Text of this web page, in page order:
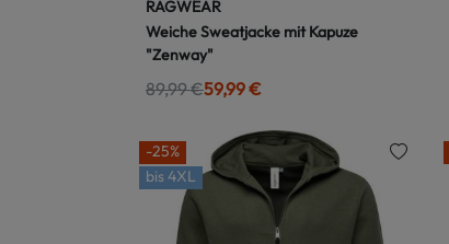
RAGWEAR
Weiche Sweatjacke mit Kapuze
"Zenway"
89,99 €59,99 €
-25%
bis4XL